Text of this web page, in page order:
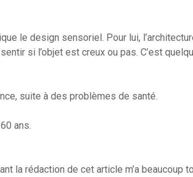
le design sensoriel. Pour lui,
si l’objet est creux ou pas. C’est
suite à des problèmes de santé.
ans.
la rédaction de cet article m’a beaucoup